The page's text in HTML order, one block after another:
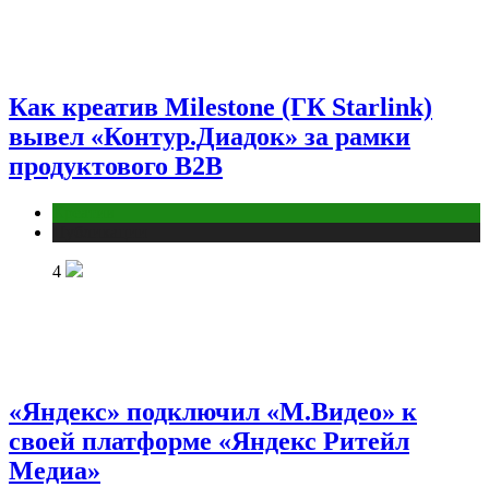
Как креатив Milestone (ГК Starlink)
вывел «Контур.Диадок» за рамки
продуктового B2B
4
«Яндекс» подключил «М.Видео» к
своей платформе «Яндекс Ритейл
Медиа»